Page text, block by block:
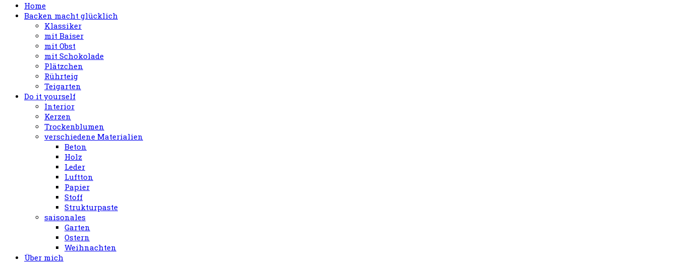
Home
Backen macht glücklich
Klassiker
mit Baiser
mit Obst
mit Schokolade
Plätzchen
Rührteig
Teigarten
Do it yourself
Interior
Kerzen
Trockenblumen
verschiedene Materialien
Beton
Holz
Leder
Luftton
Papier
Stoff
Strukturpaste
saisonales
Garten
Ostern
Weihnachten
Über mich